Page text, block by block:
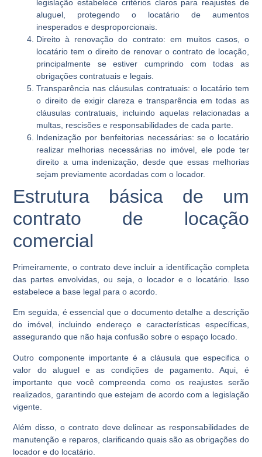
legislação estabelece critérios claros para reajustes de
aluguel, protegendo o locatário de aumentos
inesperados e desproporcionais.
Direito à renovação do contrato: em muitos casos, o
locatário tem o direito de renovar o contrato de locação,
principalmente se estiver cumprindo com todas as
obrigações contratuais e legais.
Transparência nas cláusulas contratuais: o locatário tem
o direito de exigir clareza e transparência em todas as
cláusulas contratuais, incluindo aquelas relacionadas a
multas, rescisões e responsabilidades de cada parte.
Indenização por benfeitorias necessárias: se o locatário
realizar melhorias necessárias no imóvel, ele pode ter
direito a uma indenização, desde que essas melhorias
sejam previamente acordadas com o locador.
Estrutura básica de um
contrato de locação
comercial
Primeiramente, o contrato deve incluir a identificação completa
das partes envolvidas, ou seja, o locador e o locatário. Isso
estabelece a base legal para o acordo.
Em seguida, é essencial que o documento detalhe a descrição
do imóvel, incluindo endereço e características específicas,
assegurando que não haja confusão sobre o espaço locado.
Outro componente importante é a cláusula que especifica o
valor do aluguel e as condições de pagamento. Aqui, é
importante que você compreenda como os reajustes serão
realizados, garantindo que estejam de acordo com a legislação
vigente.
Além disso, o contrato deve delinear as responsabilidades de
manutenção e reparos, clarificando quais são as obrigações do
locador e do locatário.